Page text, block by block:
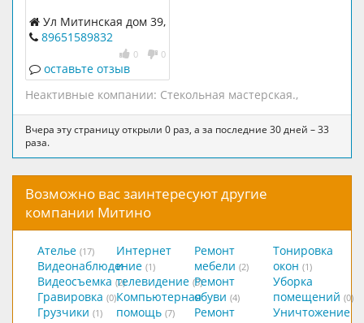
Ул Митинская дом 39,
ТЦ Мегаполис, 2 этаж, 7
89651589832
0 0
оставьте отзыв
Неактивные компании: Стекольная мастерская.,
Вчера эту страницу открыли 0 раз, а за последние 30 дней – 33
раза.
Возможно вас заинтересуют другие
компании Митино
Ателье (17)
Видеонаблюдение (1)
Видеосъемка (2)
Гравировка (0)
Грузчики (1)
Интернет
и
телевидение (5)
Компьютерная
помощь (7)
Ремонт
мебели (2)
Ремонт
обуви (4)
Ремонт
Тонировка
окон (1)
Уборка
помещений (0)
Уничтожение